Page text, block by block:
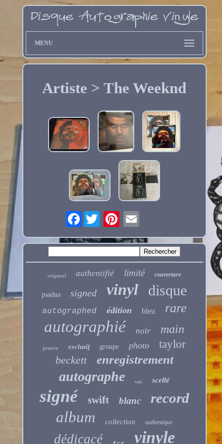
MENU
Artiste > The Weeknd
Facebook
original authentifié limité couverture
psadna signed vinyl disque
autographed édition bleu rare
autographié noir main
preuve exclusif groupe photo
taylor
beckett
enregistrement
autographe vert scellé
signé swift blanc record
album collection authentique
dédicacé vinyle